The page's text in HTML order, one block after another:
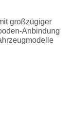
großzügiger
Anbindung